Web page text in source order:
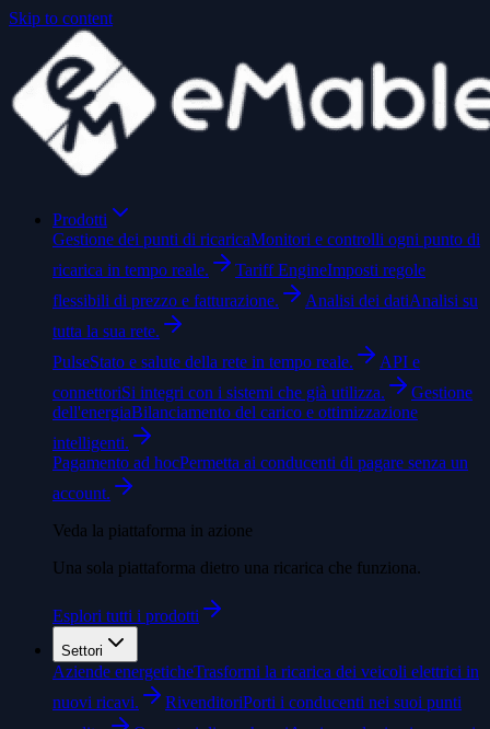
Skip to content
Prodotti
Gestione dei punti di ricaricaMonitori e controlli ogni punto di
ricarica in tempo reale.
Tariff EngineImposti regole
flessibili di prezzo e fatturazione.
Analisi dei datiAnalisi su
tutta la sua rete.
PulseStato e salute della rete in tempo reale.
API e
connettoriSi integri con i sistemi che già utilizza.
Gestione
dell'energiaBilanciamento del carico e ottimizzazione
intelligenti.
Pagamento ad hocPermetta ai conducenti di pagare senza un
account.
Veda la piattaforma in azione
Una sola piattaforma dietro una ricarica che funziona.
Esplori tutti i prodotti
Settori
Aziende energeticheTrasformi la ricarica dei veicoli elettrici in
nuovi ricavi.
RivenditoriPorti i conducenti nei suoi punti